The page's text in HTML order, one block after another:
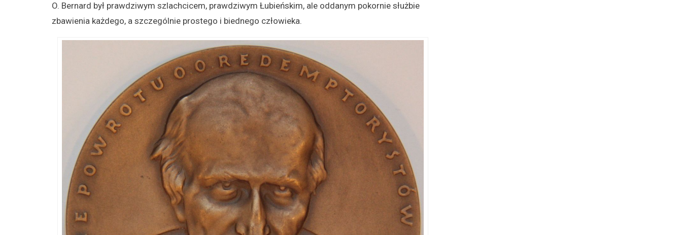
O. Bernard był prawdziwym szlachcicem, prawdziwym Łubieńskim, ale oddanym pokornie służbie
zbawienia każdego, a szczególnie prostego i biednego człowieka.